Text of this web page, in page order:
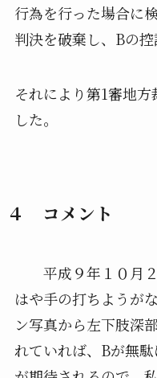
行為を行った場合に
判決を破棄し、Bの控
それにより第1審地
した。
４ コメント
平成９年１０月２
はや手の打ちようが
ン写真から左下肢深
れていれば、Bが無